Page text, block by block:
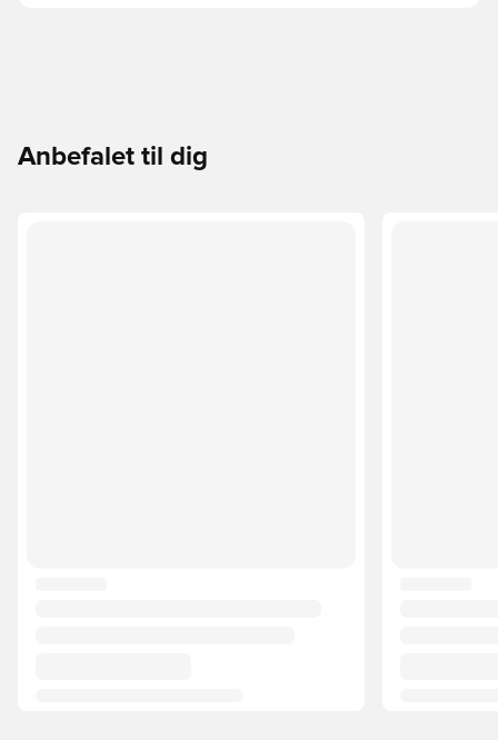
Anbefalet til dig